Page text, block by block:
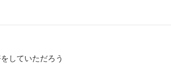
していただろう